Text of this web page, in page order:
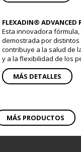
FLEXADIN® ADVANCED
Esta innovadora
demostrada por distintos
contribuye a la salud de
y a la flexibilidad de los
MÁS DETALLES
MÁS PRODUCTOS